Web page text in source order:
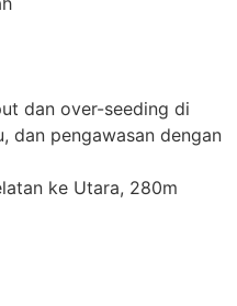
dan over-seeding di
dan pengawasan dengan
ke Utara, 280m